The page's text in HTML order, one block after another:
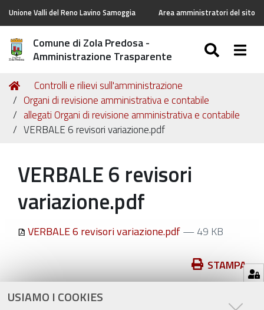
USIAMO I COOKIES
Unione Valli del Reno Lavino Samoggia Area amministratori del sito
Comune di Zola Predosa -
Amministrazione Trasparente
Tu
sei
qui:
Home
Controlli e rilievi sull'amministrazione
Organi di revisione amministrativa e contabile
allegati Organi di revisione amministrativa e contabile
VERBALE 6 revisori variazione.pdf
VERBALE 6 revisori
variazione.pdf
VERBALE 6 revisori variazione.pdf— 49 KB
sul
documento
STAMPA
ultima modifica